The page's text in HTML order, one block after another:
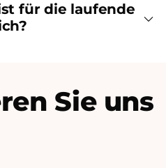
für die laufende
Sie uns